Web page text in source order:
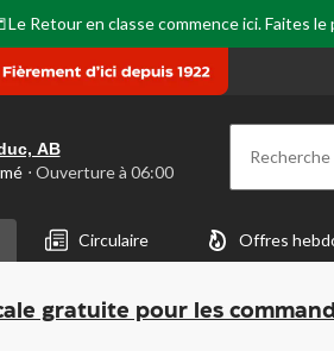
Retour en classe commence ici. Faites
AB
⋅ Ouverture à 06:00 Recherche
Circulaire Offres
gratuite pour les
page.